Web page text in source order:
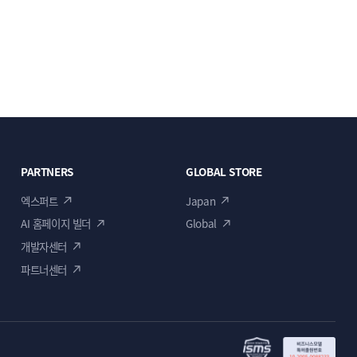
PARTNERS
엑스퍼트
AI 홈페이지 빌더
개발자센터
파트너센터
GLOBAL STORE
Japan
Global